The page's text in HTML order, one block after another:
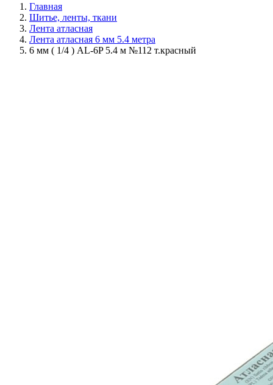
Главная
Шитье, ленты, ткани
Лента атласная
Лента атласная 6 мм 5.4 метра
6 мм ( 1/4 ) AL-6P 5.4 м №112 т.красный